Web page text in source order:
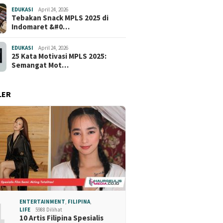
EDUKASI April 24, 2026
Tebakan Snack MPLS 2025 di
Indomaret &#0…
EDUKASI April 24, 2026
25 Kata Motivasi MPLS 2025:
Semangat Mot…
ENTERTAINMENT FILIPINA
LIFE
5988 Dilihat
10 Artis Filipina Spesialis